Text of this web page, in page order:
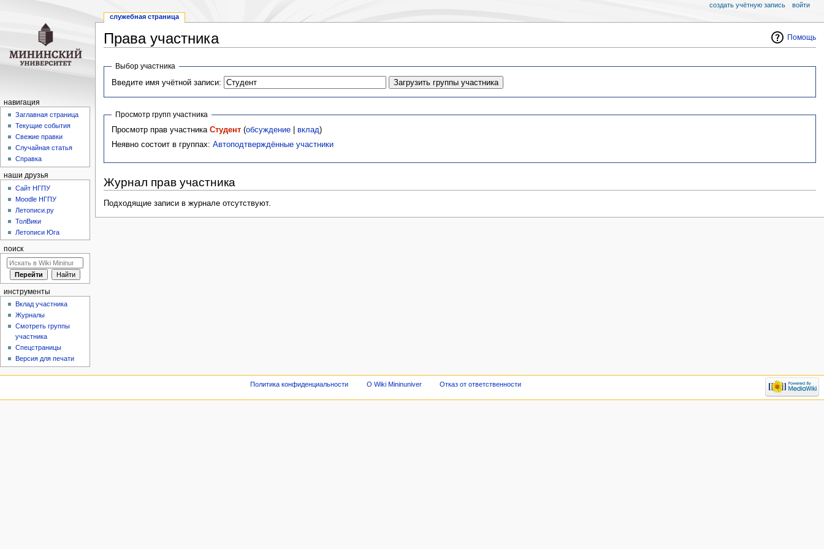
Помощь
Права участника
Перейти
навигации
Перейти
поиску
Выбор участника
Введите имя учётной записи:
Просмотр групп участника
Просмотр прав участникаСтудент (обсуждение |вклад)
Неявно состоит в группах:Автоподтверждённые участники
Журнал прав участника
Подходящие записи в журнале отсутствуют.
служебная страница
создать учётную запись войти
навигация
Заглавная страница
Текущие события
Свежие правки
Случайная статья
Справка
наши друзья
Cайт НГПУ
Moodle НГПУ
Летописи.ру
ТолВики
Летописи Юга
поиск
инструменты
Вклад участника
Журналы
Смотреть группы
участника
Спецстраницы
Версия для печати
Политика конфиденциальности О Wiki Mininuniver Отказ от ответственности